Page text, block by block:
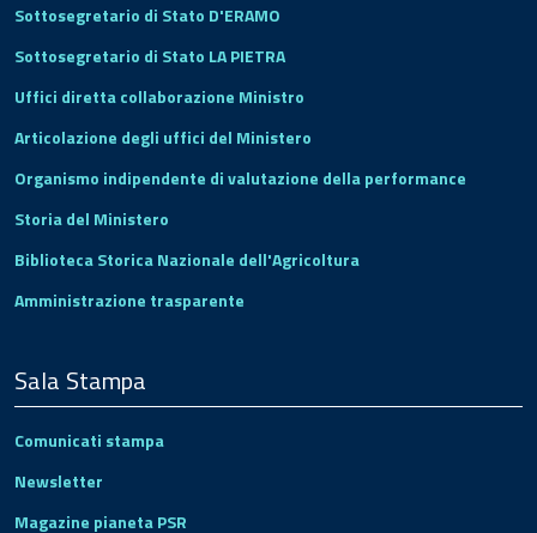
Sottosegretario di Stato D'ERAMO
Sottosegretario di Stato LA PIETRA
Uffici diretta collaborazione Ministro
Articolazione degli uffici del Ministero
Organismo indipendente di valutazione della performance
Storia del Ministero
Biblioteca Storica Nazionale dell'Agricoltura
Amministrazione trasparente
Sala Stampa
Comunicati stampa
Newsletter
Magazine pianeta PSR